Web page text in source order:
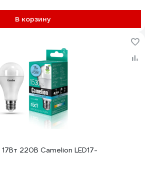
В корзину
220В Camelion LED17-